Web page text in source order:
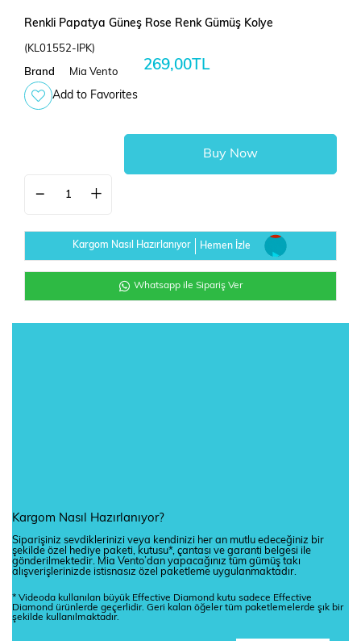
Renkli Papatya Güneş Rose Renk Gümüş Kolye
(KL01552-IPK)
Brand Mia Vento 269,00TL
Add to Favorites
Kargom Nasıl Hazırlanıyor Hemen İzle
Whatsapp ile Sipariş Ver
Kargom Nasıl Hazırlanıyor?
Siparişiniz sevdiklerinizi veya kendinizi her an mutlu edeceğiniz bir
şekilde özel hediye paketi, kutusu*, çantası ve garanti belgesi ile
gönderilmektedir. Mia Vento’dan yapacağınız tüm gümüş takı
alışverişlerinizde istisnasız özel paketleme uygulanmaktadır.
* Videoda kullanılan büyük Effective Diamond kutu sadece Effective
Diamond ürünlerde geçerlidir. Geri kalan öğeler tüm paketlemelerde şık bir
şekilde kullanılmaktadır.